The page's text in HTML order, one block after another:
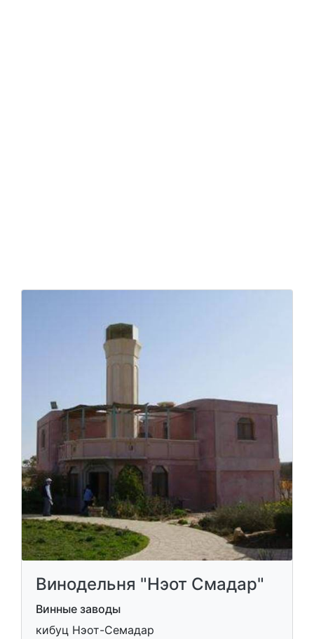
Винодельня "Нэот Смадар"
Винные заводы
кибуц Нэот-Семадар